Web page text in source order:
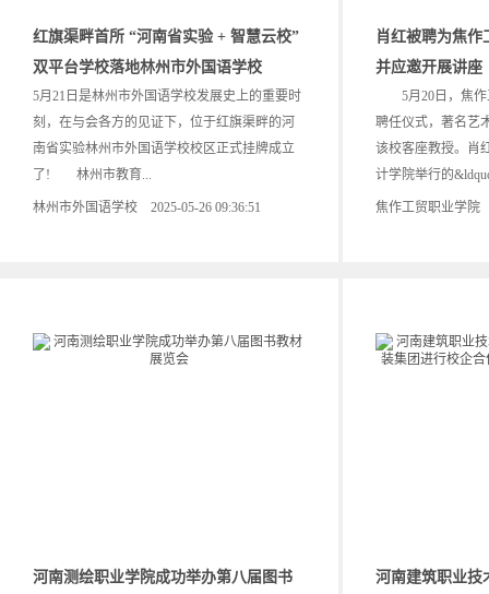
红旗渠畔首所 “河南省实验 + 智慧云校”
双平台学校落地林州市外国语学校
5月21日是林州市外国语学校发展史上的重要时
刻，在与会各方的见证下，位于红旗渠畔的河
南省实验林州市外国语学校校区正式挂牌成立
了! 林州市教育...
林州市外国语学校 2025-05-26 09:36:51
肖红被聘为焦作
并应邀开展讲座
5月20日，焦作
聘任仪式，著名艺
该校客座教授。肖
计学院举行的
焦作工贸职业学院
河南测绘职业学院成功举办第八届图书
河南建筑职业技